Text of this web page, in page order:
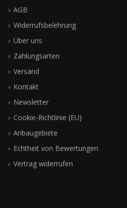
AGB
Widerrufsbelehrung
Über uns
Zahlungsarten
Versand
Kontakt
Newsletter
Cookie-Richtlinie (EU)
Anbaugebiete
Echtheit von Bewertungen
Vertrag widerrufen